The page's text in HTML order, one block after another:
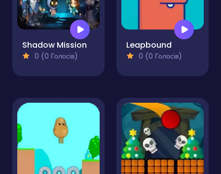
Shadow Mission
0 (0 Голосів)
Leapbound
0 (0 Голосів)